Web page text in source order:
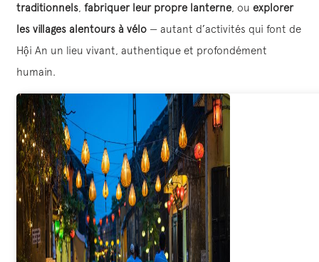
traditionnels fabriquer leur propre lanterne, ou explorer
les villages alentours à vélo — autant d’activités qui font de
Hội An un lieu vivant, authentique et profondément
humain.